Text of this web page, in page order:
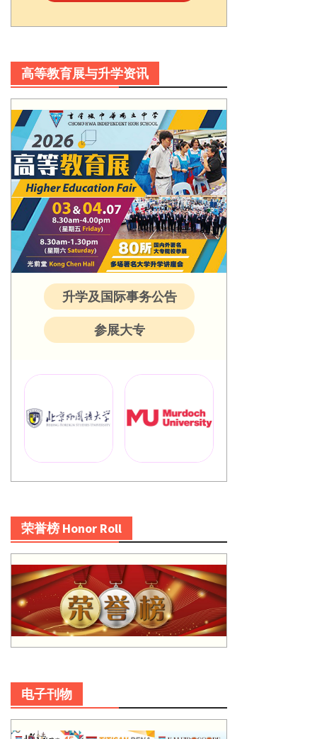
高等教育展与升学资讯
升学及国际事务公告
参展大专
荣誉榜 Honor Roll
电子刊物